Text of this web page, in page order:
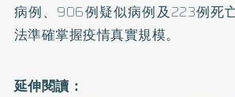
病例、906例疑似病例及223例死
法準確掌握疫情真實規模。
延伸閱讀：